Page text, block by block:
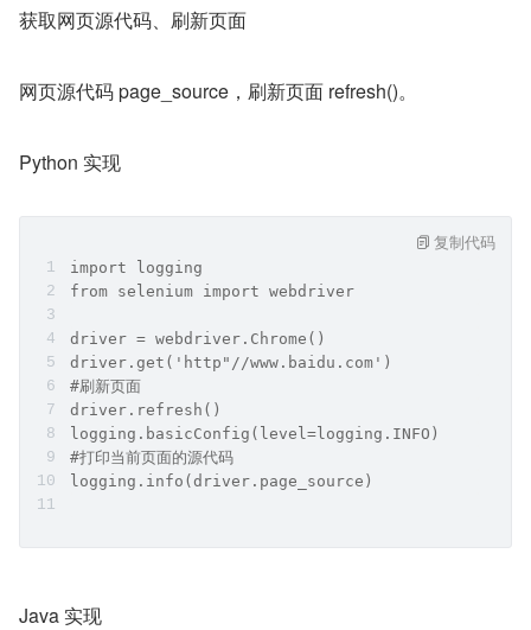
获取网页源代码、刷新页面
网页源代码 page_source，刷新页面 refresh()。
Python 实现
import logging
from selenium import webdriver
driver = webdriver.Chrome()
driver.get('http"//www.baidu.com')
#刷新页面
driver.refresh()
logging.basicConfig(level=logging.INFO)
#打印当前页面的源代码
logging.info(driver.page_source)
复制代码
Java 实现